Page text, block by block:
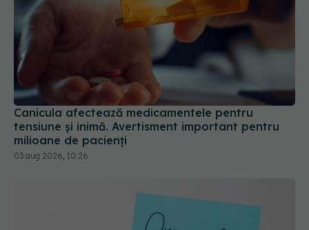
Canicula afectează medicamentele pentru
tensiune și inimă. Avertisment important pentru
milioane de pacienți
03 aug 2026, 10:26